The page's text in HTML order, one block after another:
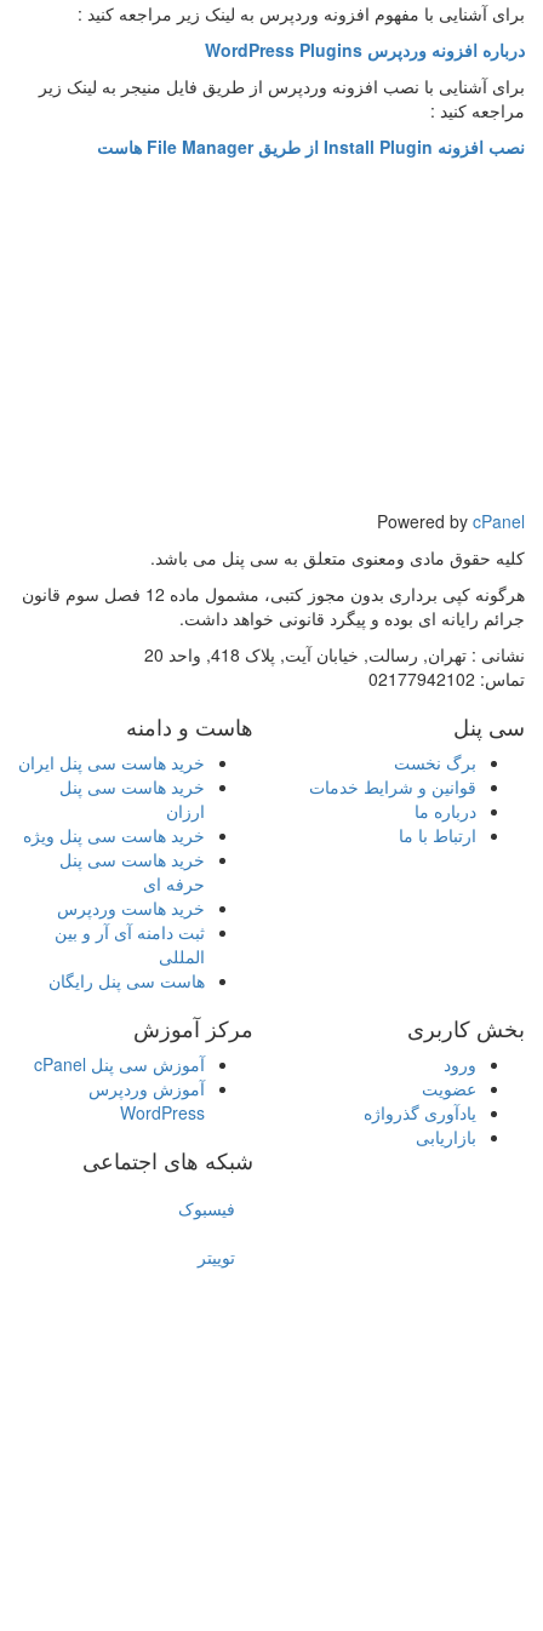
برای آشنایی با مفهوم افزونه وردپرس به لینک زیر مراجعه کنید :
درباره افزونه وردپرس WordPress Plugins
برای آشنایی با نصب افزونه وردپرس از طریق فایل منیجر به لینک زیر
مراجعه کنید :
نصب افزونه Install Plugin از طریق File Manager هاست
Powered by cPanel
کلیه حقوق مادی ومعنوی متعلق به سی پنل می باشد.
هرگونه کپی برداری بدون مجوز کتبی، مشمول ماده 12 فصل سوم قانون
جرائم رایانه ای بوده و پیگرد قانونی خواهد داشت.
نشانی : تهران, رسالت, خیابان آیت, پلاک 418, واحد 20
تماس:
سی پنل
برگ نخست
قوانین و شرایط خدمات
درباره ما
ارتباط با ما
هاست و دامنه
خرید هاست سی پنل ایران
خرید هاست سی پنل
ارزان
خرید هاست سی پنل ویژه
خرید هاست سی پنل
حرفه ای
خرید هاست وردپرس
ثبت دامنه آی آر و بین
المللی
هاست سی پنل رایگان
بخش کاربری
ورود
عضویت
یادآوری گذرواژه
بازاریابی
مرکز آموزش
آموزش سی پنل cPanel
آموزش وردپرس
WordPress
شبکه های اجتماعی
فیسبوک
توییتر